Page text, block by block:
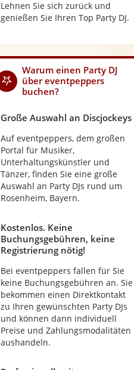
Lehnen Sie sich zurück und
genießen Sie Ihren Top Party DJ.
Warum einen Party DJ
über eventpeppers
buchen?
Große Auswahl an Discjockeys
Auf eventpeppers, dem großen
Portal für Musiker,
Unterhaltungskünstler und
Tänzer, finden Sie eine große
Auswahl an Party DJs rund um
Rosenheim, Bayern.
Kostenlos. Keine
Buchungsgebühren, keine
Registrierung nötig!
Bei eventpeppers fallen für Sie
keine Buchungsgebühren an. Sie
bekommen einen Direktkontakt
zu Ihren gewünschten Party DJs
und können dann individuell
Preise und Zahlungsmodalitäten
aushandeln.